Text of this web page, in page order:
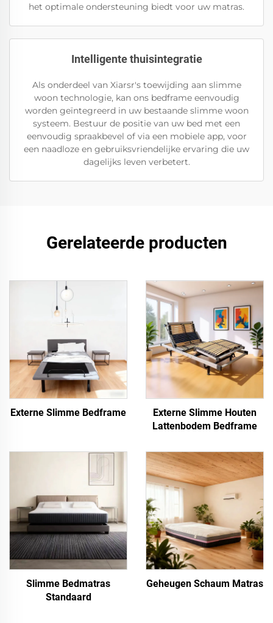
het optimale ondersteuning biedt voor uw matras.
Intelligente thuisintegratie
Als onderdeel van Xiarsr's toewijding aan slimme
woon technologie, kan ons bedframe eenvoudig
worden geïntegreerd in uw bestaande slimme woon
systeem. Bestuur de positie van uw bed met een
eenvoudig spraakbevel of via een mobiele app, voor
een naadloze en gebruiksvriendelijke ervaring die uw
dagelijks leven verbetert.
Gerelateerde producten
Externe Slimme Bedframe
Externe Slimme Houten
Lattenbodem Bedframe
Slimme Bedmatras
Standaard
Geheugen Schaum Matras